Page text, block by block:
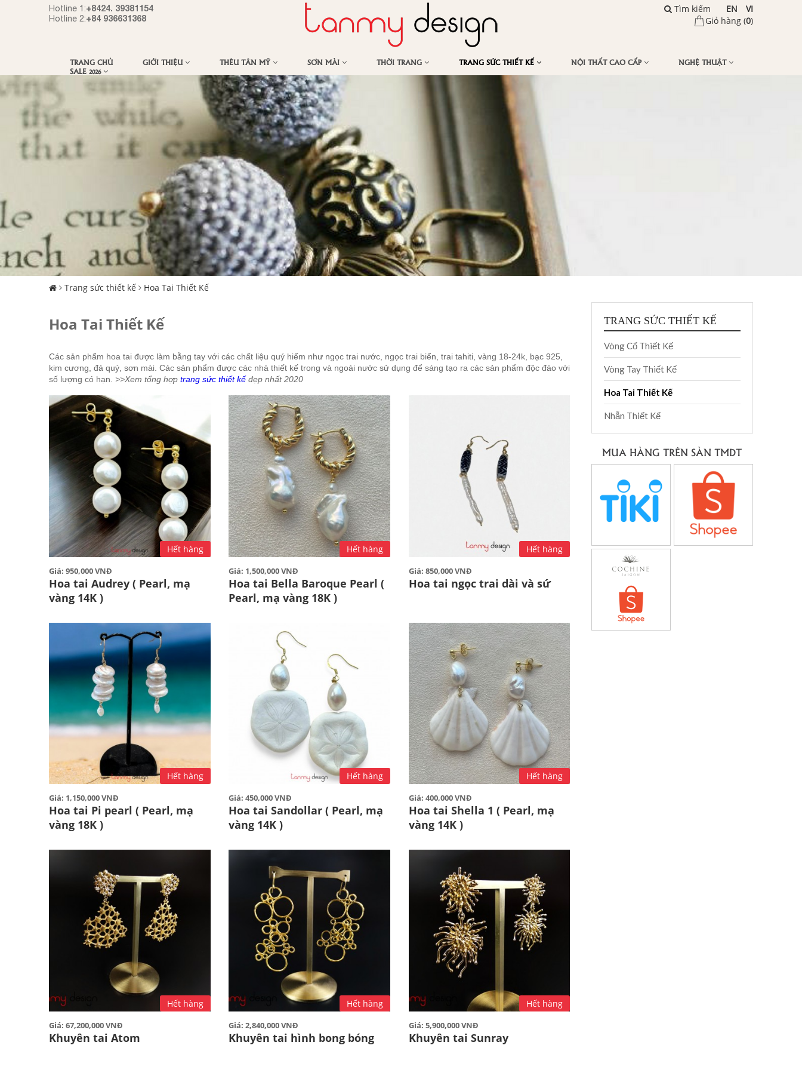
Hotline 1:+8424. 39381154
Hotline 2:+84 936631368 Giỏ hàng (0)
VI
EN
Tìm kiếm
TRANG CHỦ GIỚI THIỆU THÊU TÂN MỸ SƠN MÀI THỜI TRANG TRANG SỨC THIẾT KẾ NỘI THẤT CAO CẤP
NGHỆ THUẬT
SALE 2026
Trang sức thiết kế Hoa Tai Thiết Kế
Hoa Tai Thiết Kế
Các sản phẩm hoa tai được làm bằng tay với các chất liệu quý hiếm như ngọc trai nước, ngọc trai biển, trai tahiti, vàng 18-24k, bạc 925,
kim cương, đá quý, sơn mài. Các sản phẩm được các nhà thiết kế trong và ngoài nước sử dụng để sáng tạo ra các sản phẩm độc đáo với
số lượng có hạn. >>Xem tổng hợp trang sức thiết kếđẹp nhất 2020
Hết hàng
Giá: 950,000 VNĐ
Hoa tai Audrey ( Pearl, mạ
vàng 14K )
Hết hàng
Giá: 1,500,000 VNĐ
Hoa tai Bella Baroque Pearl (
Pearl, mạ vàng 18K )
Hết hàng
Giá: 850,000 VNĐ
Hoa tai ngọc trai dài và sứ
Hết hàng
Giá: 1,150,000 VNĐ
Hoa tai Pi pearl ( Pearl, mạ
vàng 18K )
Hết hàng
Giá: 450,000 VNĐ
Hoa tai Sandollar ( Pearl, mạ
vàng 14K )
Hết hàng
Giá: 400,000 VNĐ
Hoa tai Shella 1 ( Pearl, mạ
vàng 14K )
Hết hàng
Giá: 67,200,000 VNĐ
Khuyên tai Atom
Hết hàng
Giá: 2,840,000 VNĐ
Khuyên tai hình bong bóng
Hết hàng
Giá: 5,900,000 VNĐ
Khuyên tai Sunray
TRANG SỨC THIẾT KẾ
Vòng Cổ Thiết Kế
Vòng Tay Thiết Kế
Hoa Tai Thiết Kế
Nhẫn Thiết Kế
MUA HÀNG TRÊN SÀN TMDT